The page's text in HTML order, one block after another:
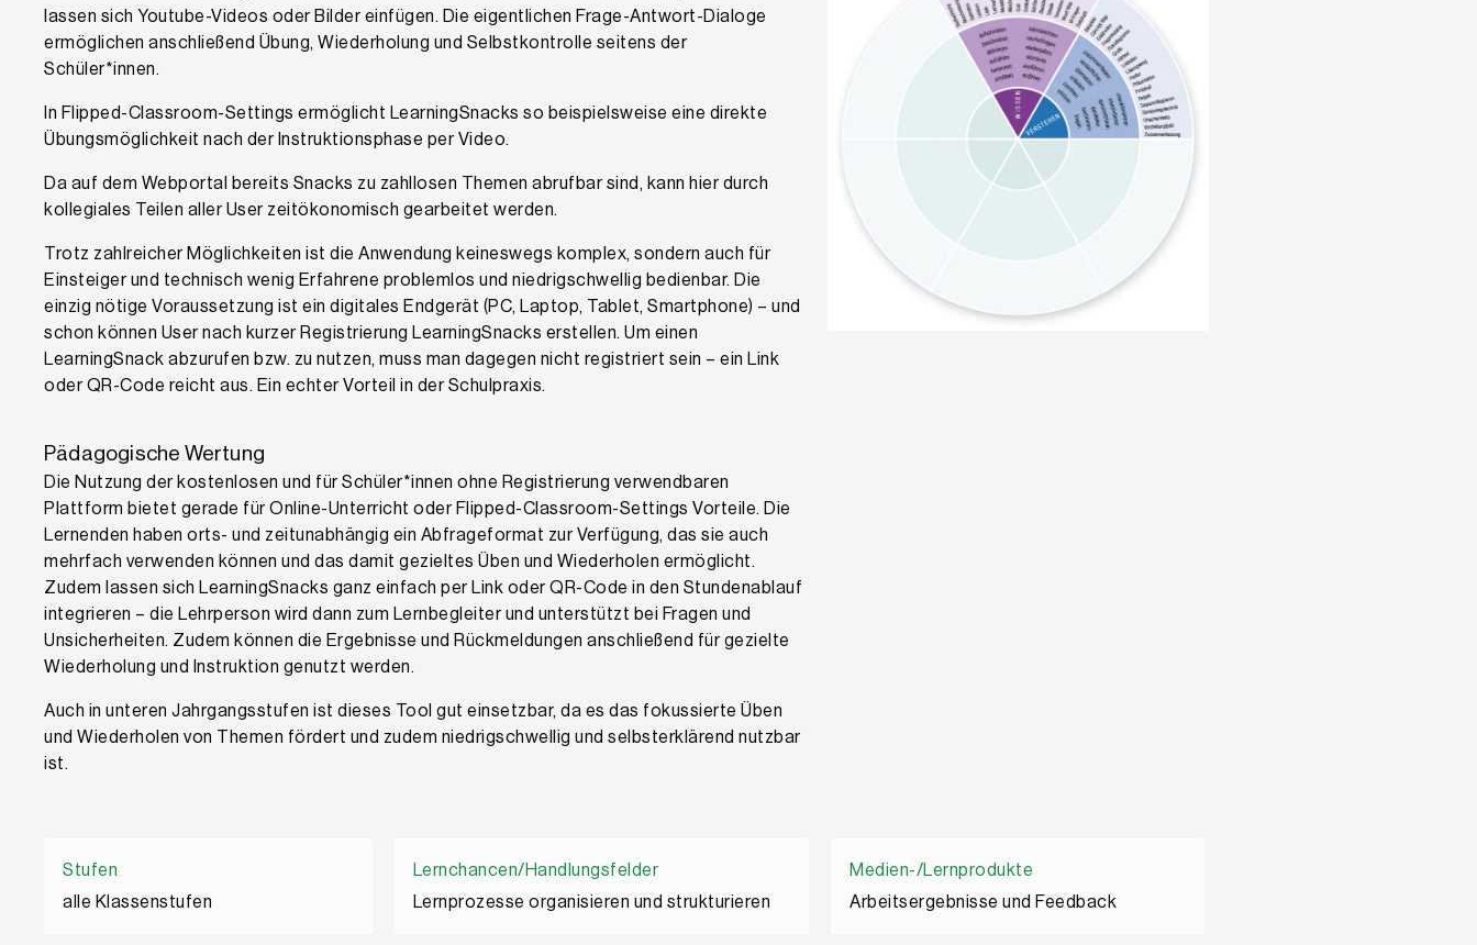
lassen sich Youtube-Videos oder Bilder einfügen. Die eigentlichen Frage-Antwort-Dialoge
ermöglichen anschließend Übung, Wiederholung und Selbstkontrolle seitens der
Schüler*innen.
In Flipped-Classroom-Settings ermöglicht LearningSnacks so beispielsweise eine direkte
Übungsmöglichkeit nach der Instruktionsphase per Video.
Da auf dem Webportal bereits Snacks zu zahllosen Themen abrufbar sind, kann hier durch
kollegiales Teilen aller User zeitökonomisch gearbeitet werden.
Trotz zahlreicher Möglichkeiten ist die Anwendung keineswegs komplex, sondern auch für
Einsteiger und technisch wenig Erfahrene problemlos und niedrigschwellig bedienbar. Die
einzig nötige Voraussetzung ist ein digitales Endgerät (PC, Laptop, Tablet, Smartphone) – und
schon können User nach kurzer Registrierung LearningSnacks erstellen. Um einen
LearningSnack abzurufen bzw. zu nutzen, muss man dagegen nicht registriert sein – ein Link
oder QR-Code reicht aus. Ein echter Vorteil in der Schulpraxis.
Pädagogische Wertung
Die Nutzung der kostenlosen und für Schüler*innen ohne Registrierung verwendbaren
Plattform bietet gerade für Online-Unterricht oder Flipped-Classroom-Settings Vorteile. Die
Lernenden haben orts- und zeitunabhängig ein Abfrageformat zur Verfügung, das sie auch
mehrfach verwenden können und das damit gezieltes Üben und Wiederholen ermöglicht.
Zudem lassen sich LearningSnacks ganz einfach per Link oder QR-Code in den Stundenablauf
integrieren – die Lehrperson wird dann zum Lernbegleiter und unterstützt bei Fragen und
Unsicherheiten. Zudem können die Ergebnisse und Rückmeldungen anschließend für gezielte
Wiederholung und Instruktion genutzt werden.
Auch in unteren Jahrgangsstufen ist dieses Tool gut einsetzbar, da es das fokussierte Üben
und Wiederholen von Themen fördert und zudem niedrigschwellig und selbsterklärend nutzbar
ist.
Stufen
alle Klassenstufen
Lernchancen/Handlungsfelder
Lernprozesse organisieren und strukturieren
Medien-/Lernprodukte
Arbeitsergebnisse und Feedback